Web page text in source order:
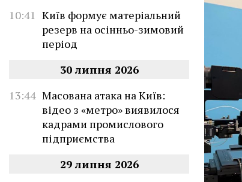
10:41 Київ формує матеріальний
резерв на осінньо-зимовий
період
30 липня 2026
13:44 Масована атака на Київ:
відео з «метро» виявилося
кадрами промислового
підприємства
29 липня 2026